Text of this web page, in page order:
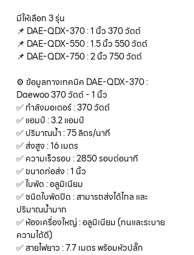
มีให้เลือก 3 รุ่น
📌 DAE-QDX-370 : 1 นิ้ว 370 วัตต์
📌 DAE-QDX-550 : 1.5 นิ้ว 550 วัตต์
📌 DAE-QDX-750 : 2 นิ้ว 750 วัตต์
⚙️ ข้อมูลทางเทคนิค DAE-QDX-370 :
Daewoo 370 วัตต์ - 1 นิ้ว
✅ กำลังมอเตอร์ : 370 วัตต์
✅ แอมป์ : 3.2 แอมป์
✅ ปริมาณน้ำ : 75 ลิตร/นาที
✅ ส่งสูง : 16 เมตร
✅ ความเร็วรอบ : 2850 รอบต่อนาที
✅ ขนาดท่อส่ง : 1 นิ้ว
✅ ใบพัด : อลูมิเนียม
✅ ชนิดใบพัดปิด : สามารถส่งได้ไกล และ
ปริมาณน้ำมาก
✅ ห้องเครื่องใหญ่ : อลูมิเนียม (ทนและระบาย
ความได้ดี)
✅ สายไฟยาว : 7.7 เมตร พร้อมหัวปลั๊ก